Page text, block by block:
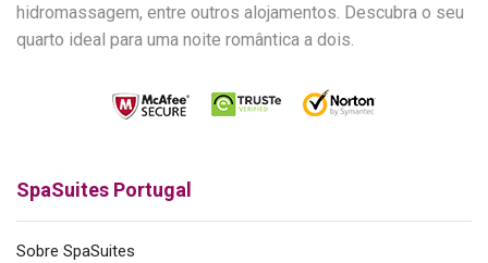
hidromassagem, entre outros alojamentos. Descubra o seu
quarto ideal para uma noite romântica a dois.
SpaSuites Portugal
Sobre SpaSuites